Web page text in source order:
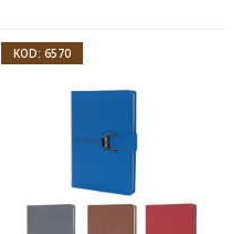
KOD: 6570